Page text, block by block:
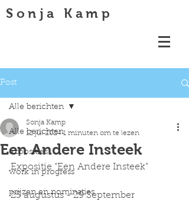
Sonja Kamp
Post
Alle berichten
exposities
work in progress
prijzen en nominaties
Alle berichten
Een Andere Insteek
Sonja Kamp
12 jul 2024 1 minuten om te lezen
Expositie “Een Andere Insteek”
25 augustus - 29 September